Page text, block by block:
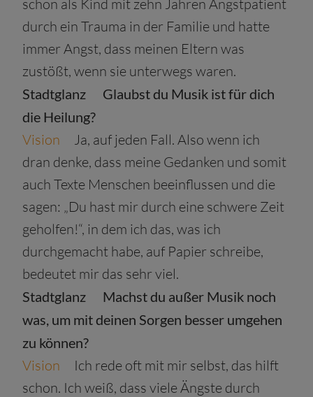
schon als Kind mit zehn Jahren Angstpatient
durch ein Trauma in der Familie und hatte
immer Angst, dass meinen Eltern was
zustößt, wenn sie unterwegs waren.
Stadtglanz
Glaubst du Musik ist für dich
die Heilung?
Vision Ja, auf jeden Fall. Also wenn ich
dran denke, dass meine Gedanken und somit
auch Texte Menschen beeinflussen und die
sagen: „Du hast mir durch eine schwere Zeit
geholfen!“, in dem ich das, was ich
durchgemacht habe, auf Papier schreibe,
bedeutet mir das sehr viel.
Stadtglanz
Machst du außer Musik noch
was, um mit deinen Sorgen besser umgehen
zu können?
Vision Ich rede oft mit mir selbst, das hilft
schon. Ich weiß, dass viele Ängste durch